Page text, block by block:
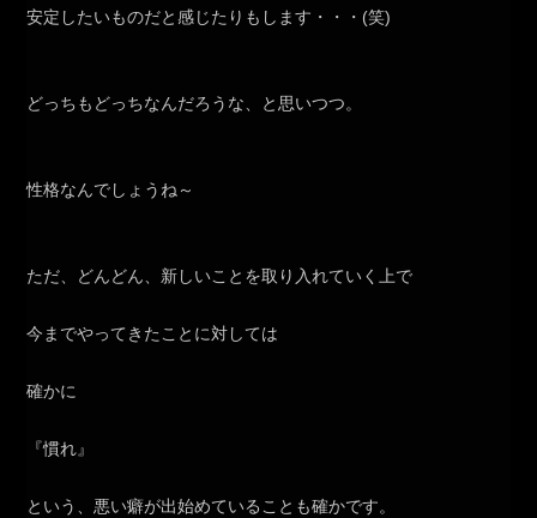
安定したいものだと感じたりもします・・・(笑)
どっちもどっちなんだろうな、と思いつつ。
性格なんでしょうね～
ただ、どんどん、新しいことを取り入れていく上で
今までやってきたことに対しては
確かに
『慣れ』
という、悪い癖が出始めていることも確かです。